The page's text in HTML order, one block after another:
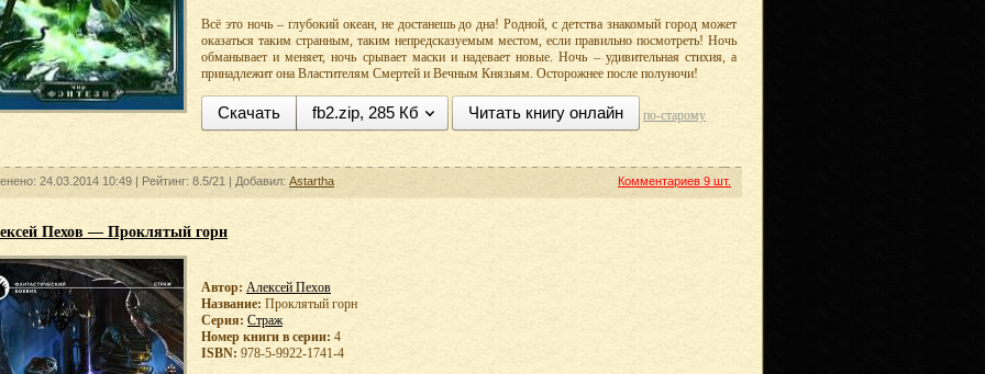
Всё это ночь – глубокий океан, не достанешь до дна! Родной, с детства знакомый город может
оказаться таким странным, таким непредсказуемым местом, если правильно посмотреть! Ночь
обманывает и меняет, ночь срывает маски и надевает новые. Ночь – удивительная стихия, а
принадлежит она Властителям Смертей и Вечным Князьям. Осторожнее после полуночи!
Скачать fb2.zip, 285 Кб Читать книгу онлайн по-старому
24.03.2014 10:49 | Рейтинг: 8.5/21 | Добавил: Astartha Комментариев 9 шт.
Пехов — Проклятый горн
Автор: Алексей Пехов
Название: Проклятый горн
Серия: Страж
Номер книги в серии: 4
ISBN: 978-5-9922-1741-4